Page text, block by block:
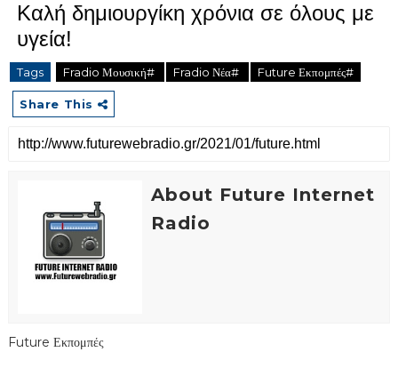
Καλή δημιουργίκη χρόνια σε όλους με
υγεία!
Tags Fradio Μουσική# Fradio Νέα# Future Εκπομπές#
Share This
About Future Internet
Radio
Future Εκπομπές